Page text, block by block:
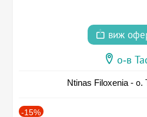
виж
о-в
Ntinas Filoxenia - о.
-15%